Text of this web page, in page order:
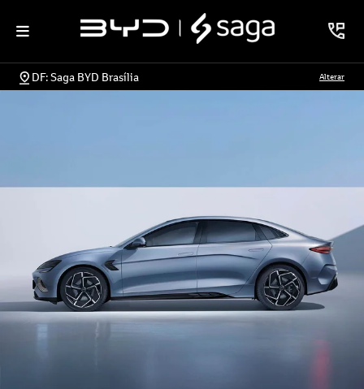
DF: Saga BYD Brasília Alterar